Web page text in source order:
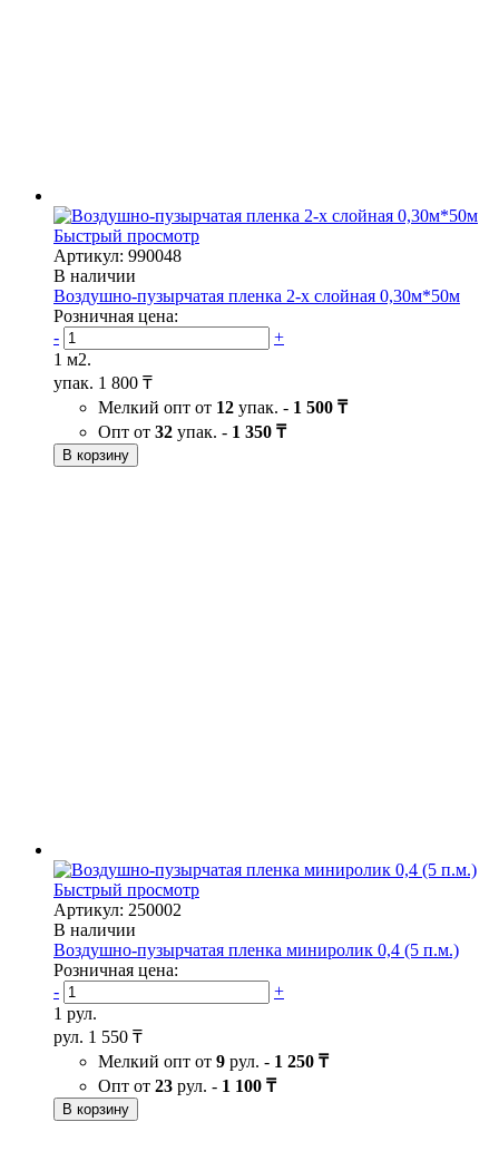
Быстрый просмотр
Артикул: 990048
В наличии
Воздушно-пузырчатая пленка 2-х слойная 0,30м*50м
Розничная цена:
-
+
1 м2.
упак. 1 800 ₸
Мелкий опт от 12 упак. - 1 500 ₸
Опт от 32 упак. - 1 350 ₸
В корзину
Быстрый просмотр
Артикул: 250002
В наличии
Воздушно-пузырчатая пленка миниролик 0,4 (5 п.м.)
Розничная цена:
-
+
1 рул.
рул. 1 550 ₸
Мелкий опт от 9 рул. - 1 250 ₸
Опт от 23 рул. - 1 100 ₸
В корзину